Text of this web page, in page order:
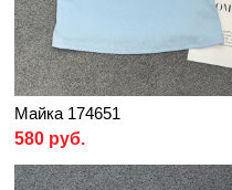
Майка 174651
580 руб.